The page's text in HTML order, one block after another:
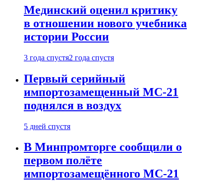
Мединский оценил критику
в отношении нового учебника
истории России
3 года спустя2 года спустя
Первый серийный
импортозамещенный МС-21
поднялся в воздух
5 дней спустя
В Минпромторге сообщили о
первом полёте
импортозамещённого МС-21